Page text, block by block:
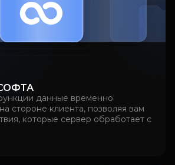
данные временно
стороне клиента, позволяя вам
которые сервер обработает с